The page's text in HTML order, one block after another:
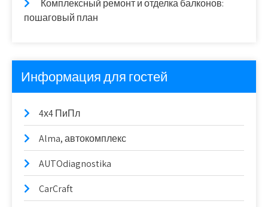
Комплексный ремонт и отделка балконов:
пошаговый план
Информация для гостей
4х4 ПиПл
Alma, автокомплекс
AUTOdiagnostika
CarCraft